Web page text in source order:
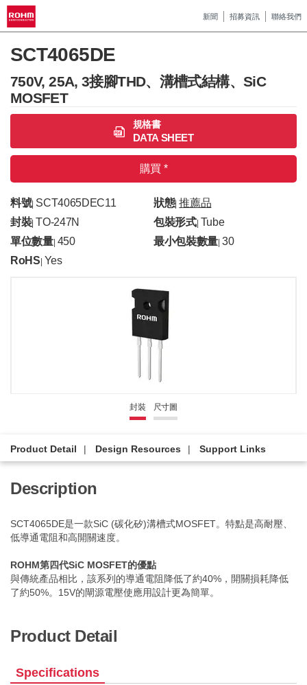
新聞 招募資訊 聯絡我們
SCT4065DE
750V, 25A, 3接腳THD、溝槽式結構、SiC
MOSFET
規格書
DATA SHEET
購買 *
料號| SCT4065DEC11 狀態|推薦品
封裝| TO-247N 包裝形式| Tube
單位數量| 450 最小包裝數量 |30
RoHS Yes
封裝 尺寸圖
Product Detail Design Resources Support Links
Description
SCT4065DE是一款SiC (碳化矽)溝槽式MOSFET。特點是高耐壓、
低導通電阻和高開關速度。
ROHM第四代SiC MOSFET的優點
與傳統產品相比，該系列的導通電阻降低了約40%，開關損耗降低
了約50%。15V的閘源電壓使應用設計更為簡單。
Product Detail
Specifications